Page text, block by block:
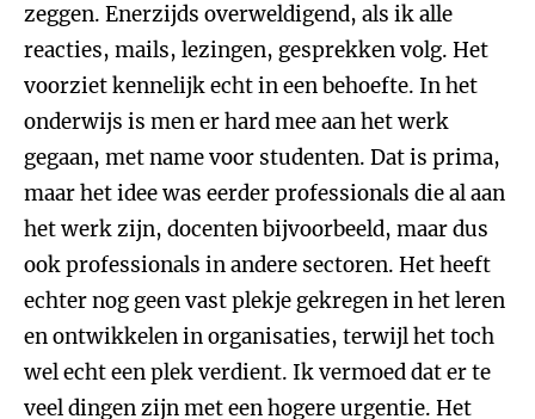
zeggen. Enerzijds overweldigend, als ik alle
reacties, mails, lezingen, gesprekken volg. Het
voorziet kennelijk echt in een behoefte. In het
onderwijs is men er hard mee aan het werk
gegaan, met name voor studenten. Dat is prima,
maar het idee was eerder professionals die al aan
het werk zijn, docenten bijvoorbeeld, maar dus
ook professionals in andere sectoren. Het heeft
echter nog geen vast plekje gekregen in het leren
en ontwikkelen in organisaties, terwijl het toch
wel echt een plek verdient. Ik vermoed dat er te
veel dingen zijn met een hogere urgentie. Het